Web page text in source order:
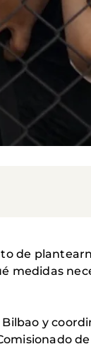
de
medidas
y